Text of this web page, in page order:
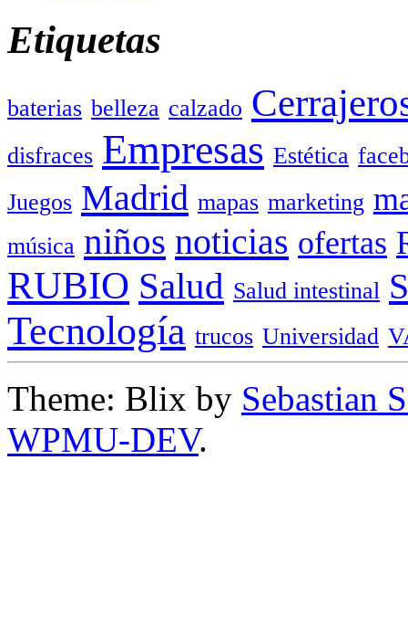
Etiquetas
baterias belleza calzado
disfraces Empresas Estética
Juegos Madrid mapas marketing
música niños noticias ofertas
RUBIO Salud Salud intestinal
Tecnología trucos Universidad
Theme: Blix by Sebastian
WPMU-DEV.